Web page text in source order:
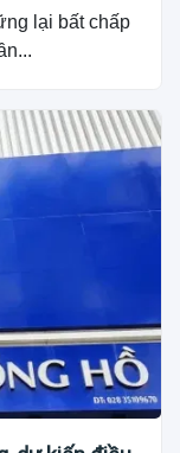
lại bất chấp